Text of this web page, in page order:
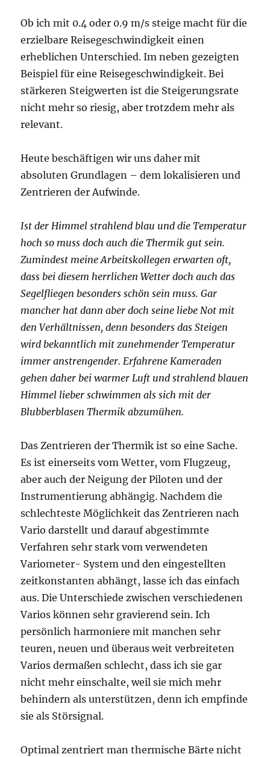
Ob ich mit 0.4 oder 0.9 m/s steige macht für die
erzielbare Reisegeschwindigkeit einen
erheblichen Unterschied. Im neben gezeigten
Beispiel für eine Reisegeschwindigkeit. Bei
stärkeren Steigwerten ist die Steigerungsrate
nicht mehr so riesig, aber trotzdem mehr als
relevant.
Heute beschäftigen wir uns daher mit
absoluten Grundlagen – dem lokalisieren und
Zentrieren der Aufwinde.
Ist der Himmel strahlend blau und die Temperatur
hoch so muss doch auch die Thermik gut sein.
Zumindest meine Arbeitskollegen erwarten oft,
dass bei diesem herrlichen Wetter doch auch das
Segelfliegen besonders schön sein muss. Gar
mancher hat dann aber doch seine liebe Not mit
den Verhältnissen, denn besonders das Steigen
wird bekanntlich mit zunehmender Temperatur
immer anstrengender. Erfahrene Kameraden
gehen daher bei warmer Luft und strahlend blauen
Himmel lieber schwimmen als sich mit der
Blubberblasen Thermik abzumühen.
Das Zentrieren der Thermik ist so eine Sache.
Es ist einerseits vom Wetter, vom Flugzeug,
aber auch der Neigung der Piloten und der
Instrumentierung abhängig. Nachdem die
schlechteste Möglichkeit das Zentrieren nach
Vario darstellt und darauf abgestimmte
Verfahren sehr stark vom verwendeten
Variometer- System und den eingestellten
zeitkonstanten abhängt, lasse ich das einfach
aus. Die Unterschiede zwischen verschiedenen
Varios können sehr gravierend sein. Ich
persönlich harmoniere mit manchen sehr
teuren, neuen und überaus weit verbreiteten
Varios dermaßen schlecht, dass ich sie gar
nicht mehr einschalte, weil sie mich mehr
behindern als unterstützen, denn ich empfinde
sie als Störsignal.
Optimal zentriert man thermische Bärte nicht